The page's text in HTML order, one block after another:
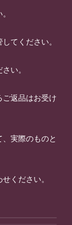
てください。
い。
返品はお受け
実際のものと
ください。